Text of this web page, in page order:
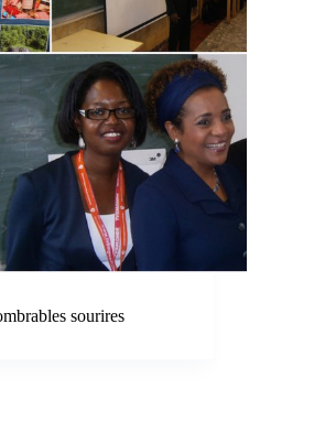
sourires